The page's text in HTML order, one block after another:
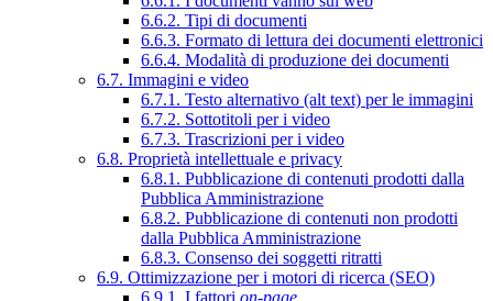
6.6.2. Tipi di documenti
6.6.3. Formato di lettura dei documenti elettronici
6.6.4. Modalità di produzione dei documenti
6.7. Immagini e video
6.7.1. Testo alternativo (alt text) per le immagini
6.7.2. Sottotitoli per i video
6.7.3. Trascrizioni per i video
6.8. Proprietà intellettuale e privacy
6.8.1. Pubblicazione di contenuti prodotti dalla
Pubblica Amministrazione
6.8.2. Pubblicazione di contenuti non prodotti
dalla Pubblica Amministrazione
6.8.3. Consenso dei soggetti ritratti
6.9. Ottimizzazione per i motori di ricerca (SEO)
6.9.1. I fattori on-page